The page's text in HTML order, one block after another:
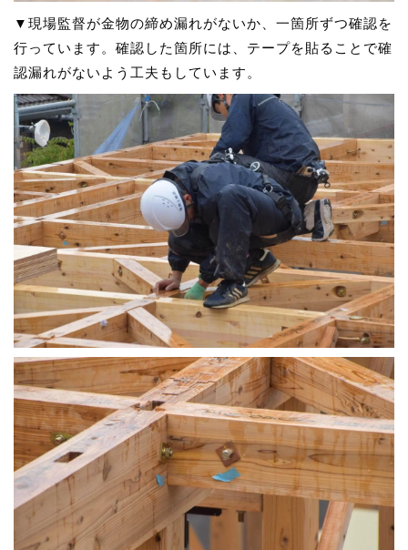
▼現場監督が金物の締め漏れがないか、一箇所ずつ確認を
行っています。確認した箇所には、テープを貼ることで確
認漏れがないよう工夫もしています。